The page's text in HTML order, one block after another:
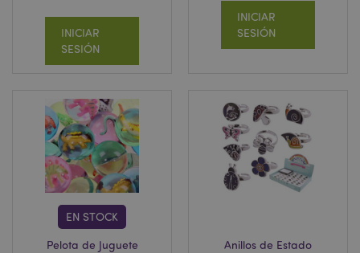
INICIAR
SESIÓN
INICIAR
SESIÓN
EN STOCK
Pelota de Juguete
Anillos de Estado